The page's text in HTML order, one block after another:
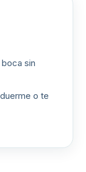
sin
o te